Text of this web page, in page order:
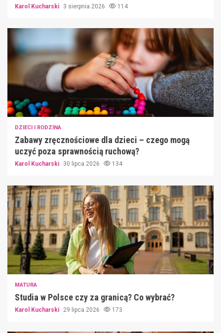
Karol Kucharski 3 sierpnia 2026 114
DZIECI I RODZINA
Zabawy zręcznościowe dla dzieci – czego mogą
uczyć poza sprawnością ruchową?
Karol Kucharski 30 lipca 2026 134
MATURA
Studia w Polsce czy za granicą? Co wybrać?
Karol Kucharski 29 lipca 2026 173